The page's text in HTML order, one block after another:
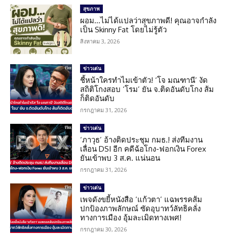
สุขภาพ
ผอม…ไม่ได้แปลว่าสุขภาพดี! คุณอาจกำลัง
เป็น Skinny Fat โดยไม่รู้ตัว
สิงหาคม 3, 2026
ข่าวเด่น
ชี้หน้าใครทำไมเข้าตัว! ‘โจ มณฑานี’ งัด
สถิติโกงสอบ ‘โรม’ ยัน จ.ติดอันดับโกง ส้ม
ก็ติดอันดับ
กรกฎาคม 31, 2026
ข่าวเด่น
‘ภาวุธ’ อ้างติดประชุม กมธ.! ส่งทีมงาน
เลื่อน DSI อีก คดีฉ้อโกง-ฟอกเงิน Forex
ยันเข้าพบ 3 ส.ค. แน่นอน
กรกฎาคม 31, 2026
ข่าวเด่น
เพจดังขยี้หนังสือ ‘แก้วตา’ แฉพรรคส้ม
ปกป้องภาพลักษณ์ ซัดอุบาทว์ลัทธิคลั่ง
ทางการเมือง อุ้มละเมิดทางเพศ!
กรกฎาคม 30, 2026